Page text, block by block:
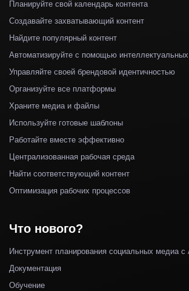
Планируйте свой календарь контента
Создавайте захватывающий контент
Найдите популярный контент
Автоматизируйте с помощью
Управляйте своей брендовой идентичностью
Организуйте все платформы
Храните медиа и файлы
Используйте готовые шаблоны
Работайте вместе эффективно
Централизованная рабочая среда
Найти соответствующий контент
Оптимизация рабочих процессов
Что нового?
Инструмент планирования социальных медиа с
Документация
Обучение